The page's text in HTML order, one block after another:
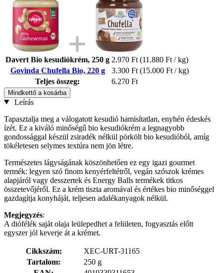
Davert Bio kesudiókrém, 250 g 2.970 Ft (11.880 Ft / kg)
Govinda Chufella Bio, 220 g
3.300 Ft (15.000 Ft / kg)
Teljes összeg:
6.270 Ft
Mindkettő a kosárba
Leírás
Tapasztalja meg a válogatott kesudió hamisítatlan, enyhén édeskés
ízét. Ez a kiváló minőségű bio kesudiókrém a legnagyobb
gondossággal készül zsiradék nélkül pörkölt bio kesudióból, amíg
tökéletesen selymes textúra nem jön létre.
Természetes lágyságának köszönhetően ez egy igazi gourmet
termék: legyen szó finom kenyérfeltétről, vegán szószok krémes
alapjáról vagy desszertek és Energy Balls termékek titkos
összetevőjéről. Ez a krém tiszta aromával és értékes bio minőséggel
gazdagítja konyháját, teljesen adalékanyagok nélkül.
Megjegyzés:
A diófélék saját olaja leülepedhet a felületen, fogyasztás előtt
egyszer jól keverje át a krémet.
Cikkszám:
XEC-URT-31165
Tartalom:
250 g